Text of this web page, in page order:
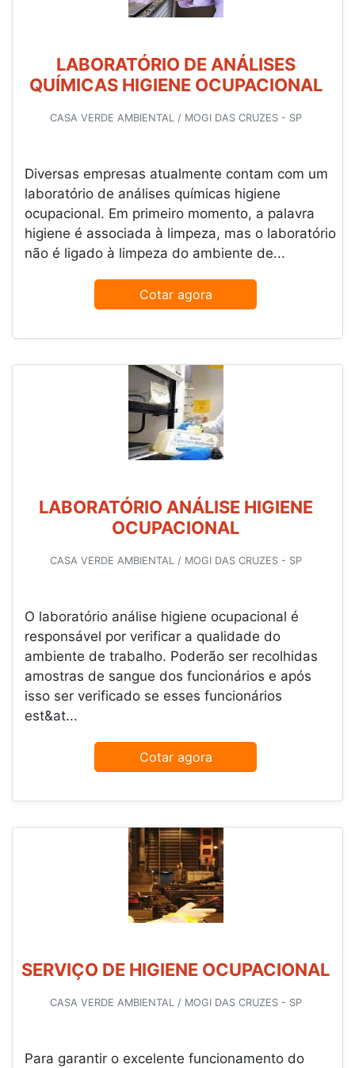
LABORATÓRIO DE ANÁLISES
QUÍMICAS HIGIENE OCUPACIONAL
CASA VERDE AMBIENTAL / MOGI DAS CRUZES - SP
Diversas empresas atualmente contam com um
laboratório de análises químicas higiene
ocupacional. Em primeiro momento, a palavra
higiene é associada à limpeza, mas o laboratório
não é ligado à limpeza do ambiente de...
Cotar agora
LABORATÓRIO ANÁLISE HIGIENE
OCUPACIONAL
CASA VERDE AMBIENTAL / MOGI DAS CRUZES - SP
O laboratório análise higiene ocupacional é
responsável por verificar a qualidade do
ambiente de trabalho. Poderão ser recolhidas
amostras de sangue dos funcionários e após
isso ser verificado se esses funcionários
est&at...
Cotar agora
SERVIÇO DE HIGIENE OCUPACIONAL
CASA VERDE AMBIENTAL / MOGI DAS CRUZES - SP
Para garantir o excelente funcionamento do